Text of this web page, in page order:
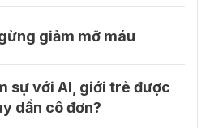
giảm mỡ máu
sự với Al, giới trẻ được
dần cô đơn?